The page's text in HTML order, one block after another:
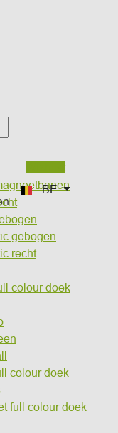
BE
gebogen
recht
colour doek
colour doek
full colour doek